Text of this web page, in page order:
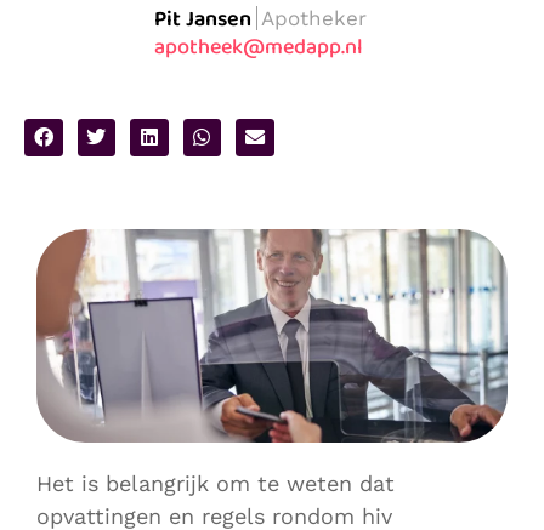
Pit Jansen Apotheker
apotheek@medapp.nl
Het is belangrijk om te weten dat
opvattingen en regels rondom hiv